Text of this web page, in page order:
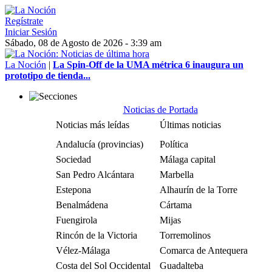
Regístrate
Iniciar Sesión
Sábado, 08 de Agosto de 2026 - 3:39 am
La Noción | La Spin-Off de la UMA métrica 6 inaugura un
prototipo de tienda...
Noticias de Portada
Noticias más leídas
Últimas noticias
Andalucía (provincias)
Política
Sociedad
Málaga capital
San Pedro Alcántara
Marbella
Estepona
Alhaurín de la Torre
Benalmádena
Cártama
Fuengirola
Mijas
Rincón de la Victoria
Torremolinos
Vélez-Málaga
Comarca de Antequera
Costa del Sol Occidental
Guadalteba